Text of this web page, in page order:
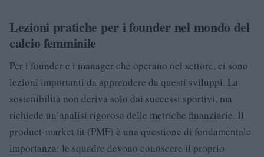
Lezioni pratiche per i founder nel mondo del
calcio femminile
Per i founder e i manager che operano nel settore, ci sono
lezioni importanti da apprendere da questi sviluppi. La
sostenibilità non deriva solo dai successi sportivi, ma
richiede un’analisi rigorosa delle metriche finanziarie. Il
product-market fit (PMF) è una questione di fondamentale
importanza: le squadre devono conoscere il proprio